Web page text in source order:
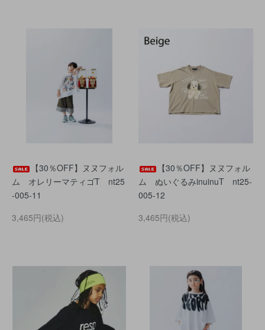
【30％OFF】ヌヌフォル
ム オレリーマティゴT nt25
-005-11
3,465円(税込)
【30％OFF】ヌヌフォル
ム ぬいぐるみinuinuT nt25-
005-12
3,465円(税込)